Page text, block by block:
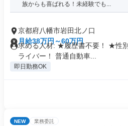
族からも喜ばれる！未経験でも...
京都府八幡市岩田北ノ口
月給38万円～60万円
求める人材: ★履歴書不要！ ★性
ライバー！ 普通自動車...
即日勤務OK
NEW 業務委託